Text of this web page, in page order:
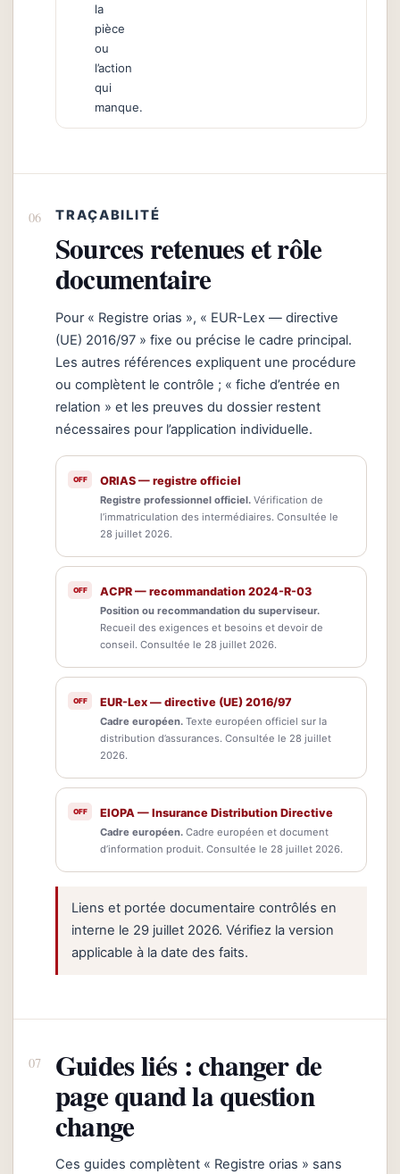
la
pièce
ou
l’action
qui
manque.
TRAÇABILITÉ
Sources retenues et rôle
documentaire
Pour « Registre orias », « EUR-Lex — directive
(UE) 2016/97 » fixe ou précise le cadre principal.
Les autres références expliquent une procédure
ou complètent le contrôle ; « fiche d’entrée en
relation » et les preuves du dossier restent
nécessaires pour l’application individuelle.
ORIAS — registre officiel
Registre professionnel officiel. Vérification de
l’immatriculation des intermédiaires. Consultée le
28 juillet 2026.
ACPR — recommandation 2024-R-03
Position ou recommandation du superviseur.
Recueil des exigences et besoins et devoir de
conseil. Consultée le 28 juillet 2026.
EUR-Lex — directive (UE) 2016/97
Cadre européen. Texte européen officiel sur la
distribution d’assurances. Consultée le 28 juillet
2026.
EIOPA — Insurance Distribution Directive
Cadre européen. Cadre européen et document
d’information produit. Consultée le 28 juillet 2026.
Liens et portée documentaire contrôlés en
interne le 29 juillet 2026. Vérifiez la version
applicable à la date des faits.
Guides liés : changer de
page quand la question
change
Ces guides complètent « Registre orias » sans